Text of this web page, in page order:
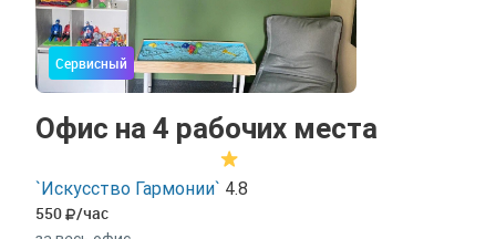
Сервисный
Офис на 4 рабочих места
`Искусство Гармонии` 4.8
550 /час